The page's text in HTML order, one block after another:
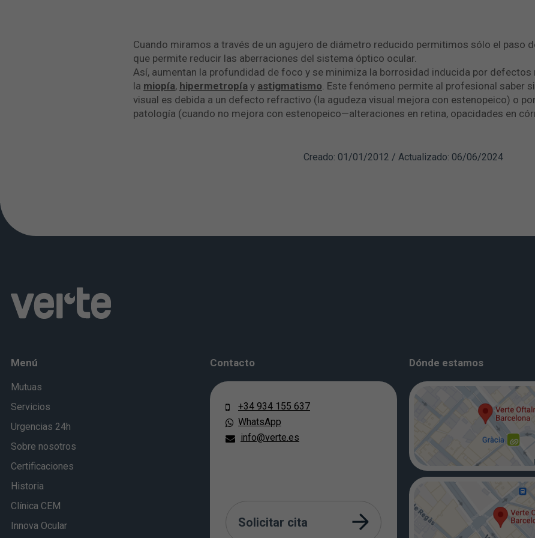
Cuando miramos a través de un agujero de diámetro reducido permitimos sólo el paso
que permite reducir las aberraciones del sistema óptico ocular.
Así, aumentan la profundidad de foco y se minimiza la borrosidad inducida por
la miopía, hipermetropía y astigmatismo. Este fenómeno permite al profesional saber
visual es debida a un defecto refractivo (la agudeza visual mejora con estenopeico) o
patología (cuando no mejora con estenopeico—alteraciones en retina, opacidades en
Creado: 01/01/2012 / Actualizado: 06/06/2024
Menú
Mutuas
Servicios
Urgencias 24h
Sobre nosotros
Certificaciones
Historia
Clínica CEM
Innova Ocular
Contacto
+34 934 155 637
WhatsApp
info@verte.es
Solicitar cita
Dónde estamos